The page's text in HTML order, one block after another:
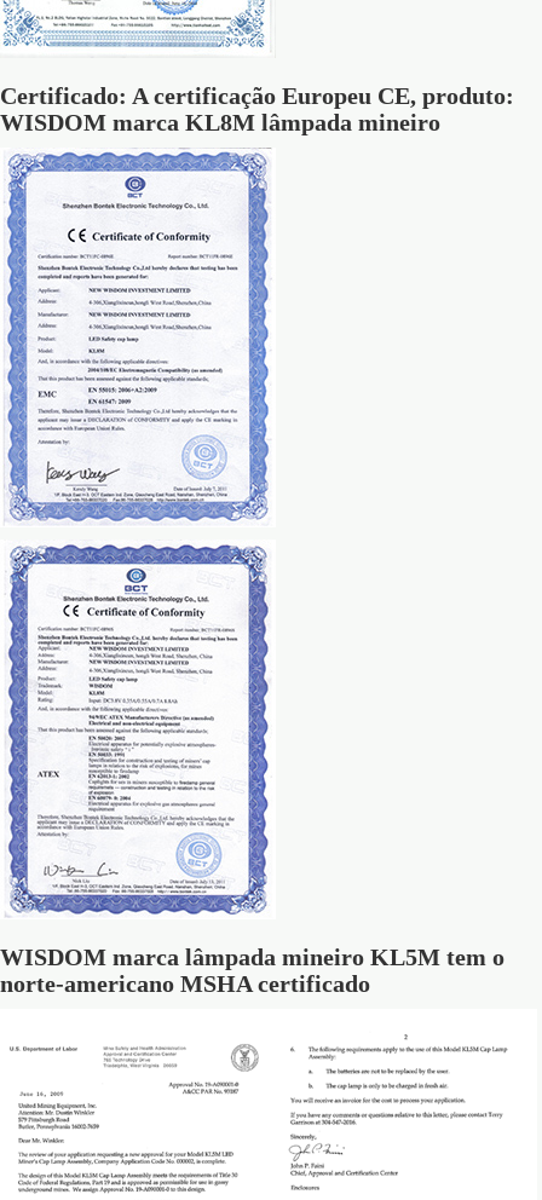
Certificado: A certificação Europeu CE, produto:
WISDOM marca KL8M lâmpada mineiro
WISDOM marca lâmpada mineiro KL5M tem o
norte-americano MSHA certificado